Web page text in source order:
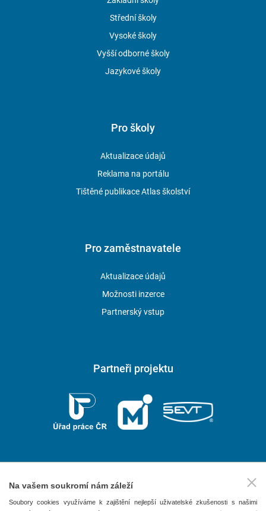
Střední školy
Vysoké školy
Vyšší odborné školy
Jazykové školy
Pro školy
Aktualizace údajů
Reklama na portálu
Tištěné publikace Atlas školství
Pro zaměstnavatele
Aktualizace údajů
Možnosti inzerce
Partnerský vstup
Partneři projektu
2026 © P.F. art, spol. s r. o.
Na vašem soukromí nám záleží
Soubory cookies využíváme k zajištění nejlepší uživatelské zkušenosti s našimi